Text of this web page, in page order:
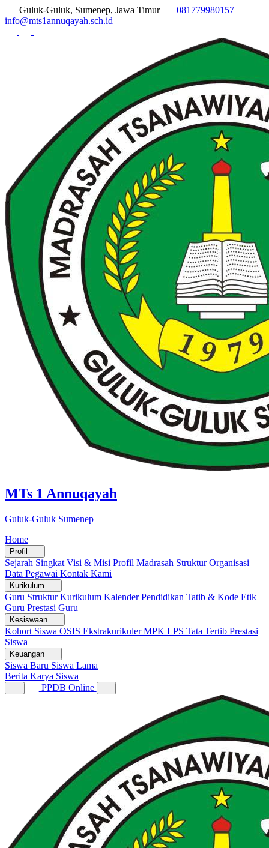
Guluk-Guluk, Sumenep, Jawa Timur
081779980157
info@mts1annuqayah.sch.id
MTs 1 Annuqayah
Guluk-Guluk Sumenep
Home
Profil
Sejarah Singkat Visi & Misi Profil Madrasah Struktur Organisasi
Data Pegawai Kontak Kami
Kurikulum
Guru Struktur Kurikulum Kalender Pendidikan Tatib & Kode Etik
Guru Prestasi Guru
Kesiswaan
Kohort Siswa OSIS Ekstrakurikuler MPK LPS Tata Tertib Prestasi
Siswa
Keuangan
Siswa Baru Siswa Lama
Berita Karya Siswa
PPDB Online